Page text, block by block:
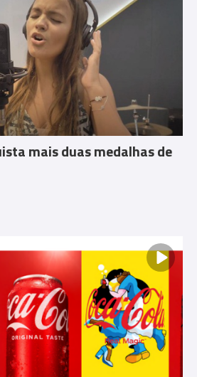
mais duas medalhas de